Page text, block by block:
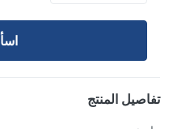
اسأل
المنتج